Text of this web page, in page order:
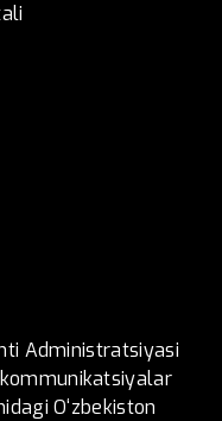
Administratsiyasi
O‘zbekiston